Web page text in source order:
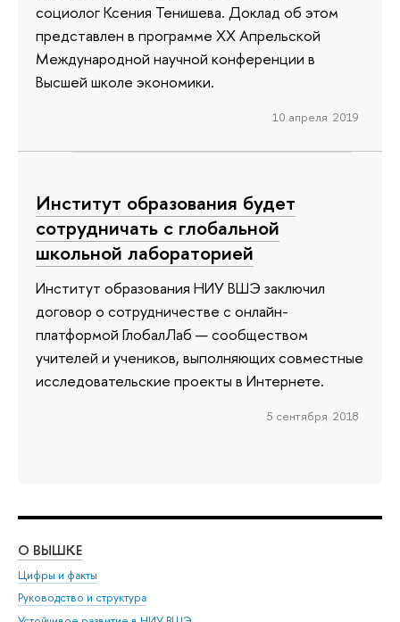
социолог Ксения Тенишева. Доклад об этом
представлен в программе ХХ Апрельской
Международной научной конференции в
Высшей школе экономики.
10 апреля 2019
Институт образования будет
сотрудничать с глобальной
школьной лабораторией
Институт образования НИУ ВШЭ заключил
договор о сотрудничестве с онлайн-
платформой ГлобалЛаб — сообществом
учителей и учеников, выполняющих совместные
исследовательские проекты в Интернете.
5 сентября 2018
О ВЫШКЕ
Цифры и факты
Руководство и структура